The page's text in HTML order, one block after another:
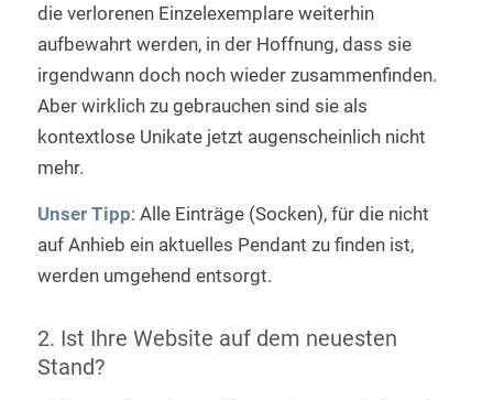
die verlorenen Einzelexemplare weiterhin
aufbewahrt werden, in der Hoffnung, dass sie
irgendwann doch noch wieder zusammenfinden.
Aber wirklich zu gebrauchen sind sie als
kontextlose Unikate jetzt augenscheinlich nicht
mehr.
Unser Tipp: Alle Einträge (Socken), für die nicht
auf Anhieb ein aktuelles Pendant zu finden ist,
werden umgehend entsorgt.
2. Ist Ihre Website auf dem neuesten
Stand?